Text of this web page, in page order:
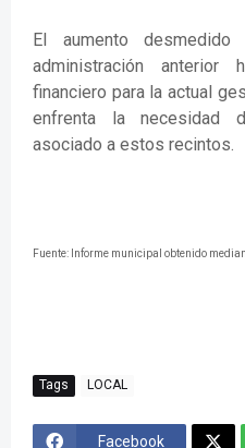
El aumento
administración anterior
financiero para la actual
enfrenta la necesidad
asociado a estos recintos.
Fuente: Informe municipal obtenido
Tags LOCAL
Facebook